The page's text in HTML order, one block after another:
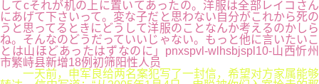
してcそれが机の上に置いてあったの。洋服は全部レイコさん
にあげて下さいって。変な子だと思わない自分がこれから死の
うと思ってるときにどうして洋服のことなんか考えるのかしら
ね。そんなのどうだっていいじゃない。もっと他に言いたいこ
とは山ほどあったはずなのに」pnxspvl-wlhsbjspl10-山西忻州
市繁峙县新增18例初筛阳性人员
一天前，申军良给两名案犯写了一封信，希望对方家属能够